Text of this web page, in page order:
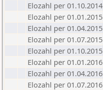
Elozahl per 01.10.2014
Elozahl per 01.01.2015
Elozahl per 01.04.2015
Elozahl per 01.07.2015
Elozahl per 01.10.2015
Elozahl per 01.01.2016
Elozahl per 01.04.2016
Elozahl per 01.07.2016